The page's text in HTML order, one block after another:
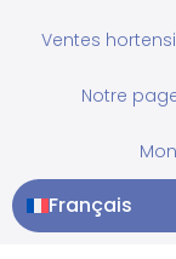
Ventes
Notre
Français